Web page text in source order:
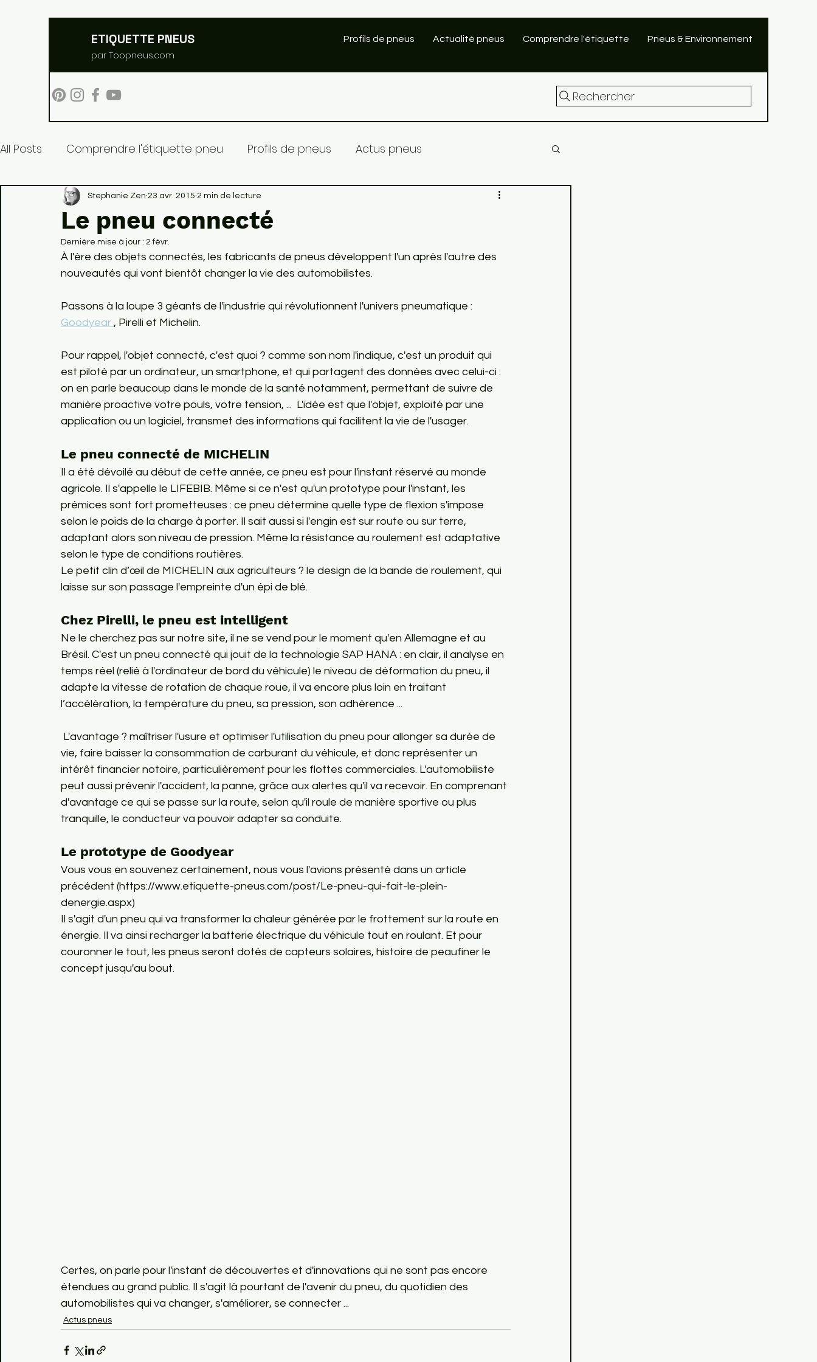
ETIQUETTE PNEUS
par Toopneus.com
Profils de pneus Actualité pneus Comprendre l'étiquette Pneus & Environnement
Rechercher
All Posts Comprendre l'étiquette pneu Profils de pneus Actus pneus
Pneus et environnement
Le pneu connecté
Stephanie Zen 23 avr. 2015 2 min de lecture
Dernière mise à jour : 2 févr.
À l'ère des objets connectés, les fabricants de pneus développent l'un après l'autre des
nouveautés qui vont bientôt changer la vie des automobilistes.
Passons à la loupe 3 géants de l'industrie qui révolutionnent l'univers pneumatique :
Goodyear , Pirelli et Michelin.
Pour rappel, l'objet connecté, c'est quoi ? comme son nom l'indique, c'est un produit qui
est piloté par un ordinateur, un smartphone, et qui partagent des données avec celui-ci :
on en parle beaucoup dans le monde de la santé notamment, permettant de suivre de
manière proactive votre pouls, votre tension, ...  L'idée est que l'objet, exploité par une
Le pneu connecté de MICHELIN
Il a été dévoilé au début de cette année, ce pneu est pour l'instant réservé au monde
agricole. Il s'appelle le LIFEBIB. Même si ce n'est qu'un prototype pour l'instant, les
prémices sont fort prometteuses : ce pneu détermine quelle type de flexion s'impose
selon le poids de la charge à porter. Il sait aussi si l'engin est sur route ou sur terre,
adaptant alors son niveau de pression. Même la résistance au roulement est adaptative
selon le type de conditions routières.
Le petit clin d’œil de MICHELIN aux agriculteurs ? le design de la bande de roulement, qui
laisse sur son passage l'empreinte d'un épi de blé.
Chez Pirelli, le pneu est intelligent
Ne le cherchez pas sur notre site, il ne se vend pour le moment qu'en Allemagne et au
Brésil. C'est un pneu connecté qui jouit de la technologie SAP HANA : en clair, il analyse en
temps réel (relié à l'ordinateur de bord du véhicule) le niveau de déformation du pneu, il
adapte la vitesse de rotation de chaque roue, il va encore plus loin en traitant
l’accélération, la température du pneu, sa pression, son adhérence ...
vie, faire baisser la consommation de carburant du véhicule, et donc représenter un
intérêt financier notoire, particulièrement pour les flottes commerciales. L'automobiliste
peut aussi prévenir l'accident, la panne, grâce aux alertes qu'il va recevoir. En comprenant
d'avantage ce qui se passe sur la route, selon qu'il roule de manière sportive ou plus
tranquille, le conducteur va pouvoir adapter sa conduite.
Le prototype de Goodyear
Vous vous en souvenez certainement, nous vous l'avions présenté dans un article
précédent (https://www.etiquette-pneus.com/post/Le-pneu-qui-fait-le-plein-
denergie.aspx)
Il s'agit d'un pneu qui va transformer la chaleur générée par le frottement sur la route en
énergie. Il va ainsi recharger la batterie électrique du véhicule tout en roulant. Et pour
couronner le tout, les pneus seront dotés de capteurs solaires, histoire de peaufiner le
concept jusqu'au bout.
Certes, on parle pour l'instant de découvertes et d'innovations qui ne sont pas encore
étendues au grand public. Il s'agit là pourtant de l'avenir du pneu, du quotidien des
automobilistes qui va changer, s'améliorer, se connecter ...
Actus pneus